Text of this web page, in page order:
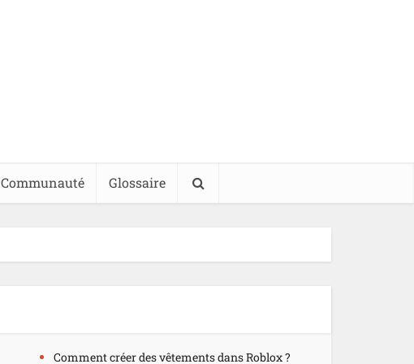
Communauté Glossaire
Comment créer des vêtements dans Roblox ?